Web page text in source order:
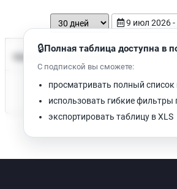
9 июл 2026 -
Время
Нет доступных публикаций.
🔒Полная таблица доступна в
С подпиской вы сможете:
просматривать полный список
использовать гибкие фильтры
экспортировать таблицу в XLS